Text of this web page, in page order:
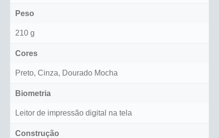
Peso
210 g
Cores
Preto, Cinza, Dourado Mocha
Biometria
Leitor de impressão digital na tela
Construção